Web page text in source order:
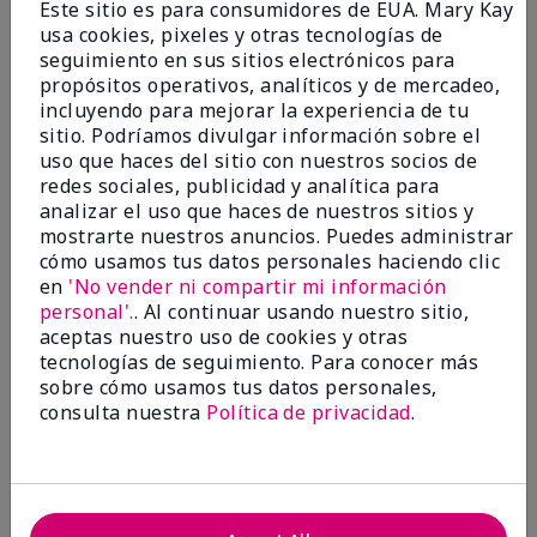
exfoliante como este ayuda a acelerar ese
proceso de renovación de la piel.
No se recomienda usar en el mismo día que el
Retinol 0.3, ya que este producto Resurfacer
contiene una alta concentración de
alfahidroxiácidos que se deben aplicar sin
enjuagarse. Esta alta concentración de alfa-
hidroxiácidos que no se enjuaga junto con el
Retinol 0.3 puede causar mayor irritación. Si
eres nueva en el uso de Retinol 0.3 o del
Resurfacer, no te apliques ambos productos al
mismo tiempo. Se recomienda usar Retinol 0.3
cada noche durante varias semanas antes de
incorporar el Resurfacer a tu rutina de cuidado
Este sitio es para consumidores de EUA. Mary Kay
usa cookies, pixeles y otras tecnologías de
seguimiento en sus sitios electrónicos para
propósitos operativos, analíticos y de mercadeo,
incluyendo para mejorar la experiencia de tu
sitio. Podríamos divulgar información sobre el
uso que haces del sitio con nuestros socios de
redes sociales, publicidad y analítica para
analizar el uso que haces de nuestros sitios y
mostrarte nuestros anuncios. Puedes administrar
cómo usamos tus datos personales haciendo clic
en 'No vender ni compartir mi información
personal'.. Al continuar usando nuestro sitio,
aceptas nuestro uso de cookies y otras
tecnologías de seguimiento. Para conocer más
sobre cómo usamos tus datos personales,
consulta nuestra Política de privacidad.